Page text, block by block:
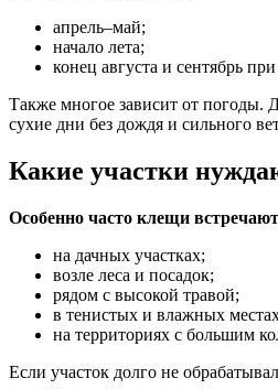
апрель–май;
начало лета;
конец августа и сентябрь
Также многое зависит от погоды.
сухие дни без дождя и сильного
Какие участки
Особенно часто клещи
на дачных участках;
возле леса и посадок;
рядом с высокой травой;
в тенистых и влажных
на территориях с большим
Если участок долго не